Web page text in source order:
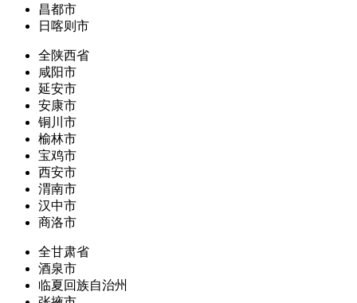
昌都市
日喀则市
全陕西省
咸阳市
延安市
安康市
铜川市
榆林市
宝鸡市
西安市
渭南市
汉中市
商洛市
全甘肃省
酒泉市
临夏回族自治州